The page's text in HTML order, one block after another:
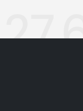
TMAVÝ REŽIM